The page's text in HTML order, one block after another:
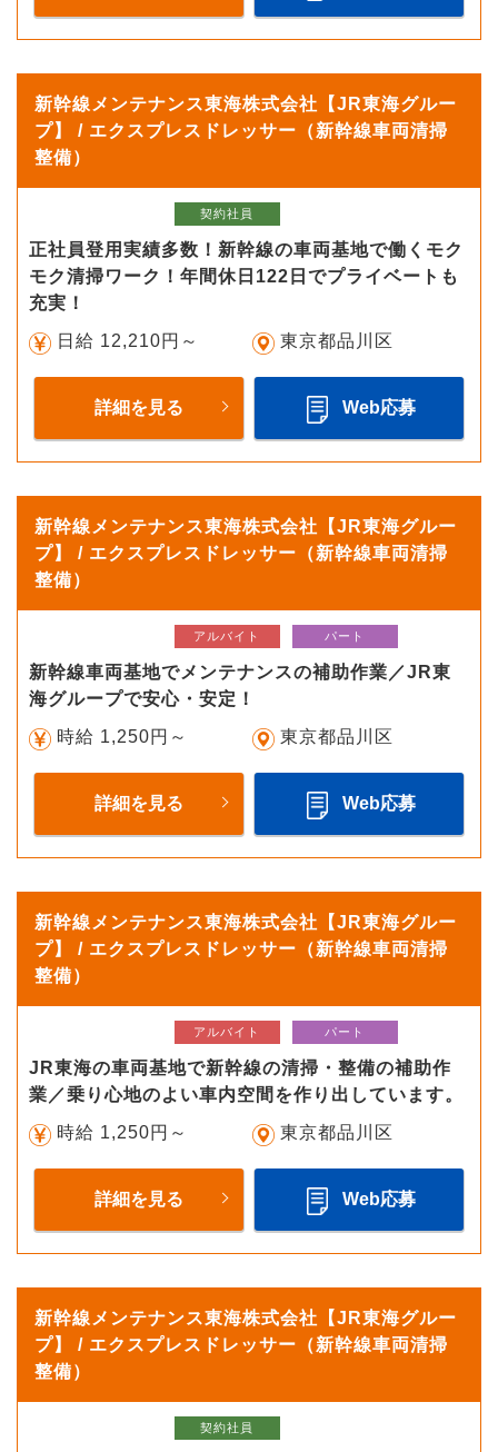
新幹線メンテナンス東海株式会社【JR東海グルー
プ】 / エクスプレスドレッサー（新幹線車両清掃
整備）
契約社員
正社員登用実績多数！新幹線の車両基地で働くモク
モク清掃ワーク！年間休日122日でプライベートも
充実！
日給 12,210円～
東京都品川区
詳細を見る Web応募
新幹線メンテナンス東海株式会社【JR東海グルー
プ】 / エクスプレスドレッサー（新幹線車両清掃
整備）
アルバイト パート
新幹線車両基地でメンテナンスの補助作業／JR東
海グループで安心・安定！
時給 1,250円～
東京都品川区
詳細を見る Web応募
新幹線メンテナンス東海株式会社【JR東海グルー
プ】 / エクスプレスドレッサー（新幹線車両清掃
整備）
アルバイト パート
JR東海の車両基地で新幹線の清掃・整備の補助作
業／乗り心地のよい車内空間を作り出しています。
時給 1,250円～
東京都品川区
詳細を見る Web応募
新幹線メンテナンス東海株式会社【JR東海グルー
プ】 / エクスプレスドレッサー（新幹線車両清掃
整備）
契約社員